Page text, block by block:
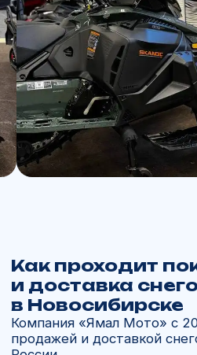
Вопросы и ответы